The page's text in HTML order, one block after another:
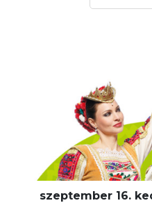
szeptember 16.